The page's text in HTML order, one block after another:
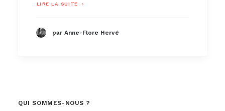
LIRE LA SUITE
par Anne-Flore Hervé
QUI SOMMES-NOUS ?